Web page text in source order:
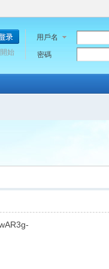
用戶名
密碼
始